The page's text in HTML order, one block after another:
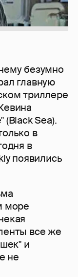
безумно
главную
триллере
Sea).
в
в
появились
море
все же
и
не